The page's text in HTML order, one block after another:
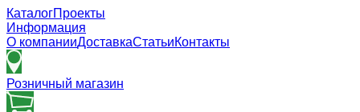
КаталогПроекты
Информация
О компанииДоставкаСтатьиКонтакты
Розничный магазин